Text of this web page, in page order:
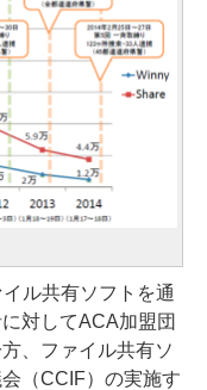
ル共有ソフトを通
対してACA加盟団
、ファイル共有ソ
（CCIF）の実施す